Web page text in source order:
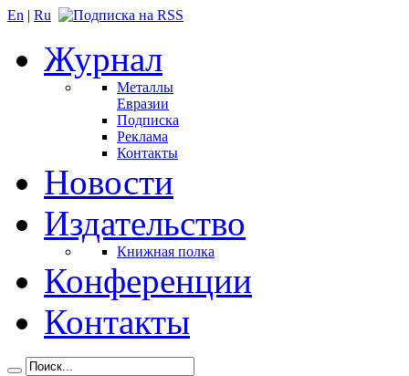
En | Ru
Журнал
Металлы
Евразии
Подписка
Реклама
Контакты
Новости
Издательство
Книжная полка
Конференции
Контакты